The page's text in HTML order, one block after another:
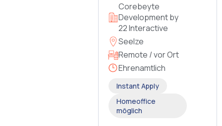
Corebeyte
Development by
22 Interactive
Seelze
Remote / vor Ort
Ehrenamtlich
Instant Apply
Homeoffice
möglich